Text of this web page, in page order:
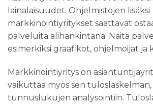
lainalaisuudet. Ohjelmistojen lisäksi
markkinointiyritykset saattavat
palveluita alihankintana. Näitä
esimerkiksi graafikot, ohjelmoijat ja
Markkinointiyritys on
vaikuttaa myös sen tuloslaskelman,
tunnuslukujen analysointiin.